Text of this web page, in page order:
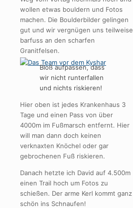
wollen etwas bouldern und Fotos
machen. Die Boulderbilder gelingen
gut und wir vergnügen uns teilweise
barfuss an den scharfen
Granitfelsen.
Bloß aufpassen, dass
wir nicht runterfallen
und nichts riskieren!
Hier oben ist jedes Krankenhaus 3
Tage und einen Pass von über
4000m im Fußmarsch entfernt. Hier
will man dann doch keinen
verknaxten Knöchel oder gar
gebrochenen Fuß riskieren.
Danach hetzte ich David auf 4.500m
einen Trail hoch um Fotos zu
schießen. Der arme Kerl kommt ganz
schön ins Schnaufen!